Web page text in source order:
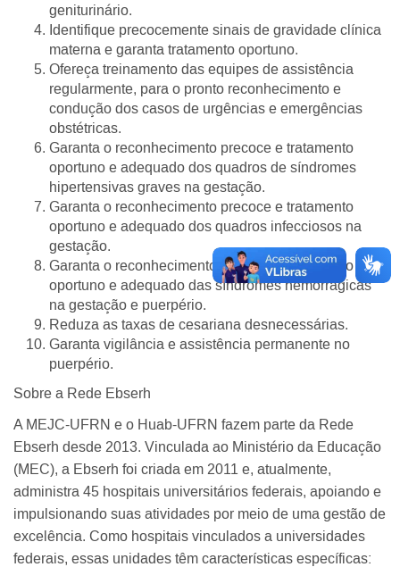
geniturinário.
Identifique precocemente sinais de gravidade clínica
materna e garanta tratamento oportuno.
Ofereça treinamento das equipes de assistência
regularmente, para o pronto reconhecimento e
condução dos casos de urgências e emergências
obstétricas.
Garanta o reconhecimento precoce e tratamento
oportuno e adequado dos quadros de síndromes
hipertensivas graves na gestação.
Garanta o reconhecimento precoce e tratamento
oportuno e adequado dos quadros infecciosos na
gestação.
Garanta o reconhecimento precoce e tratamento
oportuno e adequado das síndromes hemorrágicas
na gestação e puerpério.
Reduza as taxas de cesariana desnecessárias.
Garanta vigilância e assistência permanente no
puerpério.
Sobre a Rede Ebserh
A MEJC-UFRN e o Huab-UFRN fazem parte da Rede
Ebserh desde 2013. Vinculada ao Ministério da Educação
(MEC), a Ebserh foi criada em 2011 e, atualmente,
administra 45 hospitais universitários federais, apoiando e
impulsionando suas atividades por meio de uma gestão de
excelência. Como hospitais vinculados a universidades
federais, essas unidades têm características específicas: